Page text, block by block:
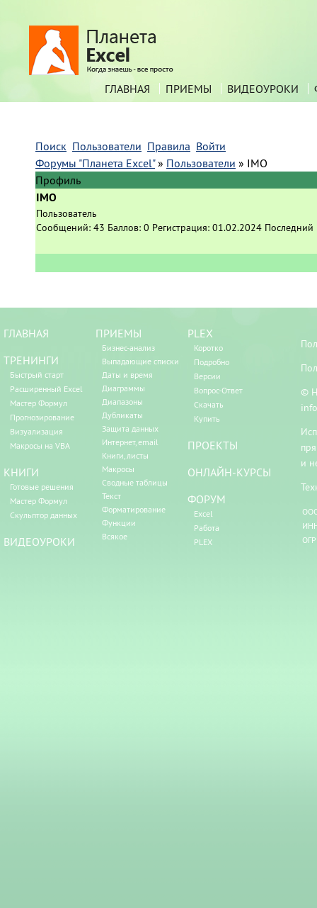
ГЛАВНАЯ ПРИЕМЫ ВИДЕОУРОКИ
Поиск Пользователи Правила Войти
Форумы "Планета Excel" » Пользователи » IMO
Профиль
IMO
Пользователь
Сообщений: 43 Баллов: 0 Регистрация: 01.02.2024 Последний
ГЛАВНАЯ
ТРЕНИНГИ
Быстрый старт
Расширенный Excel
Мастер Формул
Прогнозирование
Визуализация
Макросы на VBA
КНИГИ
Готовые решения
Мастер Формул
Скульптор данных
ВИДЕОУРОКИ
ПРИЕМЫ
Бизнес-анализ
Выпадающие списки
Даты и время
Диаграммы
Диапазоны
Дубликаты
Защита данных
Интернет, email
Книги, листы
Макросы
Сводные таблицы
Текст
Форматирование
Функции
Всякое
PLEX
Коротко
Подробно
Версии
Вопрос-Ответ
Скачать
Купить
ПРОЕКТЫ
ОНЛАЙН-КУРСЫ
ФОРУМ
Excel
Работа
PLEX
©
и